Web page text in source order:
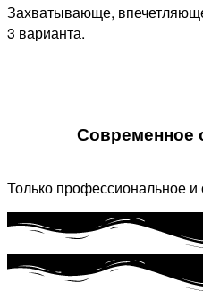
Захватывающе,
3 варианта.
Современное
Только профессиональное